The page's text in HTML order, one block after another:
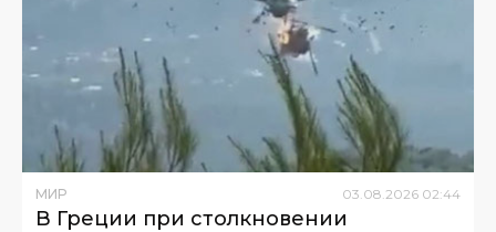
МИР 03 08 2026 02:44
В Греции при столкновении